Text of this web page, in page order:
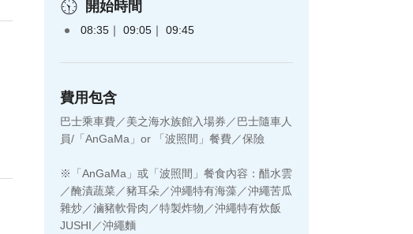
開始時間
08:35 09:05 09:45
費用包含
巴士乘車費／美之海水族館入場券／巴士隨車人
員/「AnGaMa」or 「波照間」餐費／保險
※「AnGaMa」或「波照間」餐食內容：醋水雲
／醃漬蔬菜／豬耳朵／沖繩特有海藻／沖繩苦瓜
雜炒／滷豬軟骨肉／特製炸物／沖繩特有炊飯
JUSHI／沖繩麵